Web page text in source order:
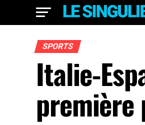
SPORTS
Italie-
première